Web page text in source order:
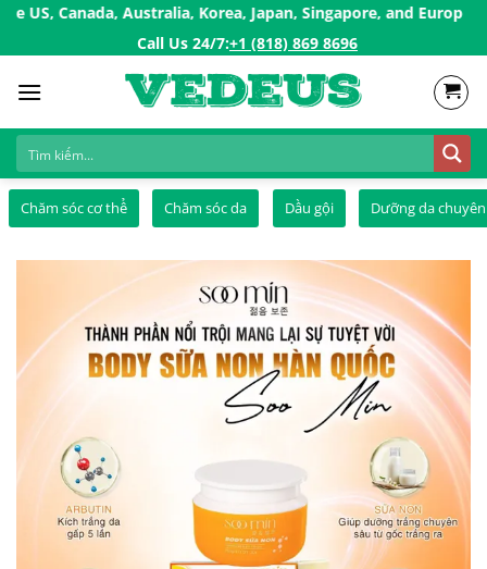
Skip
Australia, Korea, Japan, Singapore, and European
Call Us 24/7:ㅤ+1 (818) 869 8696
Chăm sóc cơ thể Chăm sóc da Dầu gội Dưỡng da